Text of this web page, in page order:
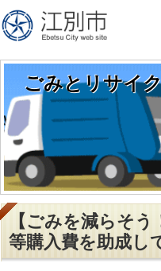
ごみとリサイ
【ごみを減らそ
等購入費を助成し